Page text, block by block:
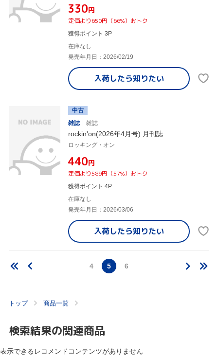
¥330円
定価より650円（66%）おトク
獲得ポイント 3P
在庫なし
発売年月日：2026/02/19
入荷したら知りたい
中古
雑誌
雑誌
rockin'on(2026年4月号) 月刊誌
ロッキング・オン
¥440円
定価より589円（57%）おトク
獲得ポイント 4P
在庫なし
発売年月日：2026/03/06
入荷したら知りたい
4 5 6
トップ 商品一覧
検索結果の関連商品
表示できるレコメンドコンテンツがありません